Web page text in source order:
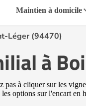
Maintien à domicile
Léger (94470)
à
à cliquer sur les
options sur l'encart